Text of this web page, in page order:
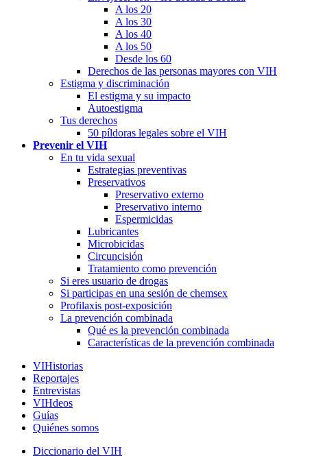
A los 20
A los 30
A los 40
A los 50
Desde los 60
Derechos de las personas mayores con VIH
Estigma y discriminación
El estigma y su impacto
Autoestigma
Tus derechos
50 píldoras legales sobre el VIH
Prevenir el VIH
En tu vida sexual
Estrategias preventivas
Preservativos
Preservativo externo
Preservativo interno
Espermicidas
Lubricantes
Microbicidas
Circuncisión
Tratamiento como prevención
Si eres usuario de drogas
Si participas en una sesión de chemsex
Profilaxis post-exposición
La prevención combinada
Qué es la prevención combinada
Características de la prevención combinada
VIHistorias
Reportajes
Entrevistas
VIHdeos
Guías
Quiénes somos
Diccionario del VIH